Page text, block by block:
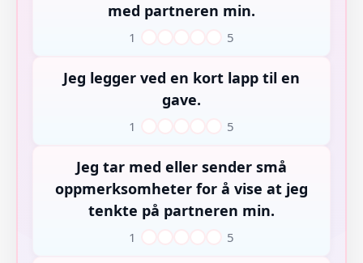
med partneren min.
1 5
Jeg legger ved en kort lapp til en
gave.
1 5
Jeg tar med eller sender små
oppmerksomheter for å vise at jeg
tenkte på partneren min.
1 5